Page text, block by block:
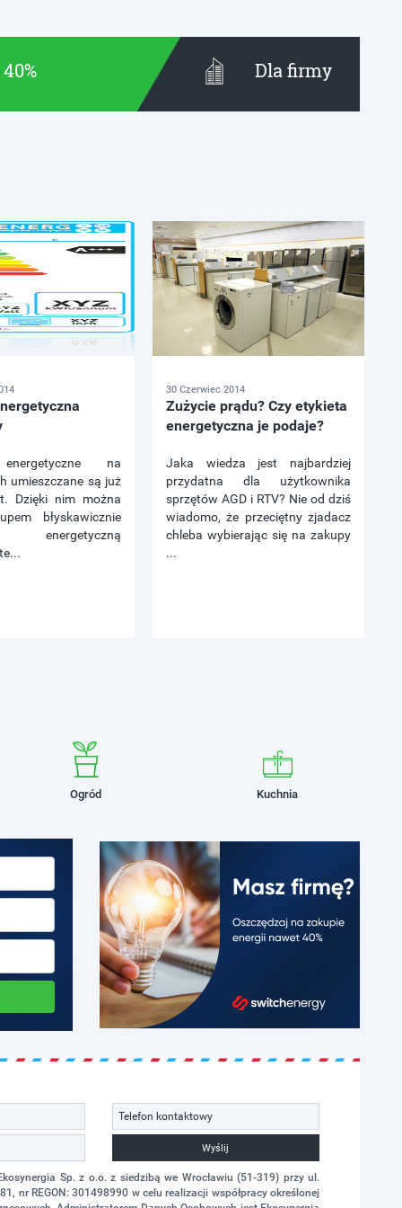
Dla firmy
na
umieszczane są już
Dzięki nim można
błyskawicznie
energetyczną
30 Czerwiec 2014
Zużycie prądu? Czy etykieta
energetyczna je podaje?
Jaka wiedza jest najbardziej
przydatna dla użytkownika
sprzętów AGD i RTV? Nie od dziś
wiadomo, że przeciętny zjadacz
chleba wybierając się na zakupy
...
Ogród Kuchnia
Wyślij
Sp. z o.o. z siedzibą we Wrocławiu (51-319) przy ul.
nr REGON: 301498990 w celu realizacji współpracy określonej